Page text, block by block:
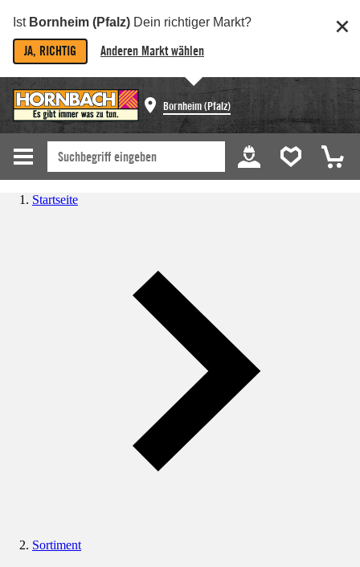
Ist Bornheim (Pfalz) Dein richtiger Markt?
JA, RICHTIG Anderen Markt wählen
Bornheim (Pfalz)
Startseite
Sortiment